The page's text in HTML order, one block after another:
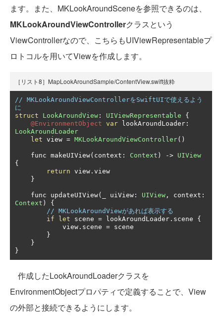
ます。また、MKLookAroundSceneを参照できるのは、
MKLookAroundViewControllerクラスという
ViewControllerなので、こちらもUIViewRepresentableプ
ロトコルを用いてViewを作成します。
［リスト8］MapLookAroundSample/ContentView.swift抜粋
// MKLookAroundViewControllerをSwiftUIで使えるよう
に
struct
LookAroundView : UIViewRepresentable
{
@EnvironmentObject var lookAroundLoader :
LookAroundLoader
let view = MKLookAroundViewController()
    func makeUIView
( context : Context ) -> UIView
{
return view . view
}
    func updateUIView
( _ uiView : UIView , context :
Context )
{
// MKLookAroundViewがあれば表示する
if
let scene = lookAroundLoader . scene {
            view
. scene = scene
}
}
}
作成したLookAroundLoaderクラスを
EnvironmentObjectプロパティで定義することで、View
の外部と接続できるようにします。